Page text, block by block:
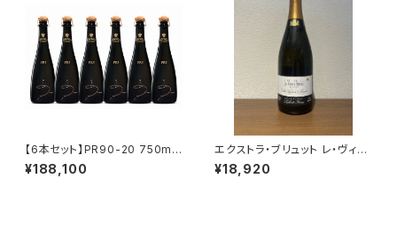
【6本セット】PR90-20 750ml
アンリ ジロー シャンパーニュ フ
ランス 正規品 箱なし 送料無料
¥188,100
エクストラ・ブリュット レ・ヴィー
ニュ・ドートルフォワ 2021 ラエ
ルト・フレール シャンパーニュ ム
¥18,920